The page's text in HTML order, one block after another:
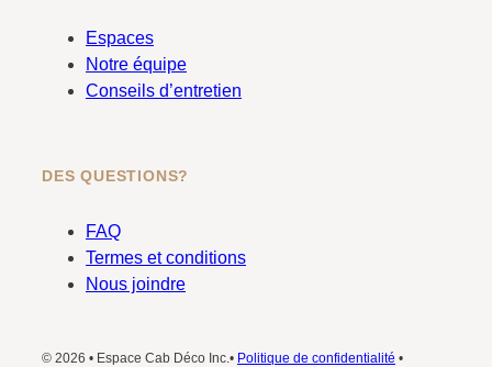
Espaces
Notre équipe
Conseils d’entretien
DES QUESTIONS?
FAQ
Termes et conditions
Nous joindre
© 2026 • Espace Cab Déco Inc.• Politique de confidentialité •